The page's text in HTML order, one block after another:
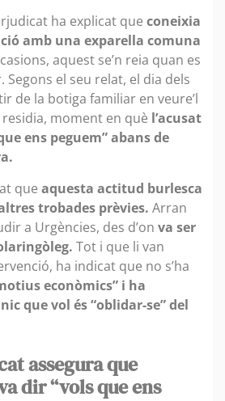
ha explicat que coneixia
amb una exparella comuna
aquest se’n reia quan es
el seu relat, el dia dels
de la botiga familiar en veure’l
moment en què l’acusat
ens peguem” abans de
que aquesta actitud burlesca
trobades prèvies. Arran
a Urgències, des d’on va ser
Tot i que li van
ha indicat que no s’ha
econòmics” i ha
que vol és “oblidar-se” del
assegura que
dir “vols que ens